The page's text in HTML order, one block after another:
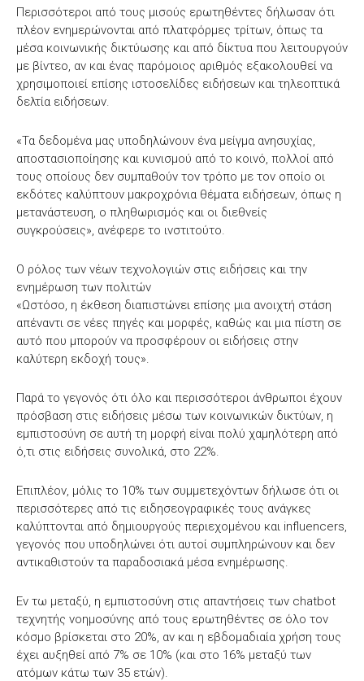
Περισσότεροι από τους μισούς ερωτηθέντες δήλωσαν ότι
πλέον ενημερώνονται από πλατφόρμες τρίτων, όπως τα
μέσα κοινωνικής δικτύωσης και από δίκτυα που λειτουργούν
με βίντεο, αν και ένας παρόμοιος αριθμός εξακολουθεί να
χρησιμοποιεί επίσης ιστοσελίδες ειδήσεων και τηλεοπτικά
δελτία ειδήσεων.
«Τα δεδομένα μας υποδηλώνουν ένα μείγμα ανησυχίας,
αποστασιοποίησης και κυνισμού από το κοινό, πολλοί από
τους οποίους δεν συμπαθούν τον τρόπο με τον οποίο οι
εκδότες καλύπτουν μακροχρόνια θέματα ειδήσεων, όπως η
μετανάστευση, ο πληθωρισμός και οι διεθνείς
συγκρούσεις», ανέφερε το ινστιτούτο.
Ο ρόλος των νέων τεχνολογιών στις ειδήσεις και την
ενημέρωση των πολιτών
«Ωστόσο, η έκθεση διαπιστώνει επίσης μια ανοιχτή στάση
απέναντι σε νέες πηγές και μορφές, καθώς και μια πίστη σε
αυτό που μπορούν να προσφέρουν οι ειδήσεις στην
καλύτερη εκδοχή τους».
Παρά το γεγονός ότι όλο και περισσότεροι άνθρωποι έχουν
πρόσβαση στις ειδήσεις μέσω των κοινωνικών δικτύων, η
εμπιστοσύνη σε αυτή τη μορφή είναι πολύ χαμηλότερη από
ό,τι στις ειδήσεις συνολικά, στο 22%.
Επιπλέον, μόλις το 10% των συμμετεχόντων δήλωσε ότι οι
περισσότερες από τις ειδησεογραφικές τους ανάγκες
καλύπτονται από δημιουργούς περιεχομένου και influencers,
γεγονός που υποδηλώνει ότι αυτοί συμπληρώνουν και δεν
αντικαθιστούν τα παραδοσιακά μέσα ενημέρωσης.
Εν τω μεταξύ, η εμπιστοσύνη στις απαντήσεις των chatbot
τεχνητής νοημοσύνης από τους ερωτηθέντες σε όλο τον
κόσμο βρίσκεται στο 20%, αν και η εβδομαδιαία χρήση τους
έχει αυξηθεί από 7% σε 10% (και στο 16% μεταξύ των
ατόμων κάτω των 35 ετών).